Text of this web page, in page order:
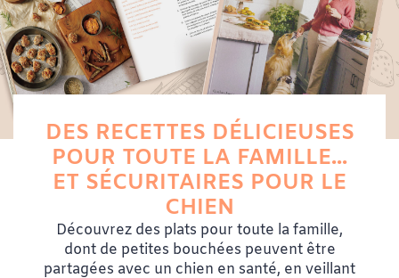
DES RECETTES DÉLICIEUSES
POUR TOUTE LA FAMILLE...
ET SÉCURITAIRES POUR LE
CHIEN
Découvrez des plats pour toute la famille,
dont de petites bouchées peuvent être
partagées avec un chien en santé, en veillant